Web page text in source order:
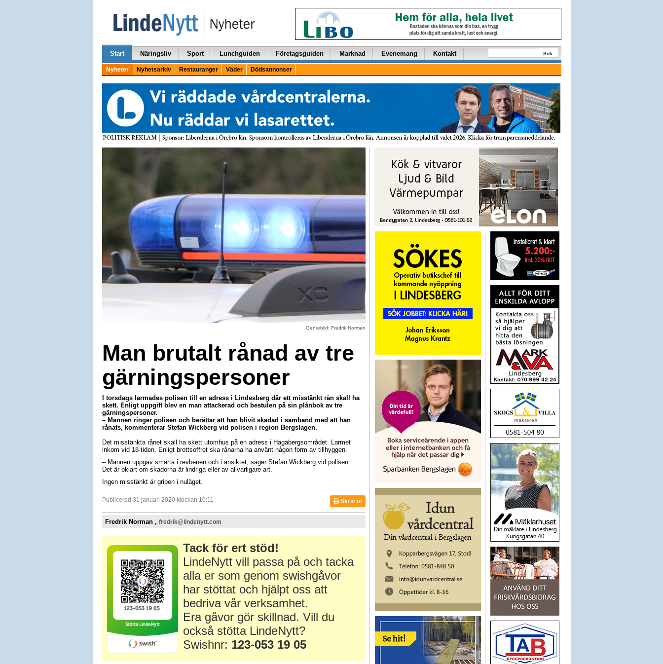
Start Näringsliv Sport Lunchguiden Företagsguiden Marknad Evenemang Kontakt Sök
Nyheter Nyhetsarkiv Restauranger Väder Dödsannonser
Genrebild: Fredrik Norman
Man brutalt rånad av tre
gärningspersoner
I torsdags larmades polisen till en adress i Lindesberg där ett misstänkt rån skall ha
skett. Enligt uppgift blev en man attackerad och bestulen på sin plånbok av tre
gärningspersoner.
– Mannen ringer polisen och berättar att han blivit skadad i samband med att han
rånats, kommenterar Stefan Wickberg vid polisen i region Bergslagen.
Det misstänkta rånet skall ha skett utomhus på en adress i Hagabergsområdet. Larmet
inkom vid 18-tiden. Enligt brottsoffret ska rånarna ha använt någon form av tillhyggen.
– Mannen uppgav smärta i revbenen och i ansiktet, säger Stefan Wickberg vid polisen.
Det är oklart om skadorna är lindriga eller av allvarligare art.
Ingen misstänkt är gripen i nuläget.
Publicerad 31 januari 2020 klockan 10:11 Skriv ut
Fredrik Norman , fredrik@lindenytt.com
Tack för ert stöd!
LindeNytt vill passa på och tacka
alla er som genom swishgåvor
har stöttat och hjälpt oss att
bedriva vår verksamhet.
Era gåvor gör skillnad. Vill du
också stötta LindeNytt?
Swishnr: 123-053 19 05